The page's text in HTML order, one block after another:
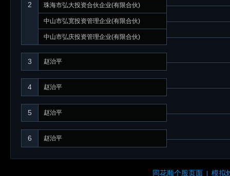
2 珠海市弘大投资合伙企业(有限合伙)
中山市弘宽投资管理企业(有限合伙)
中山市弘庆投资管理企业(有限合伙)
3 赵治平
4 赵治平
5 赵治平
6 赵治平
同花顺个股页面 模拟